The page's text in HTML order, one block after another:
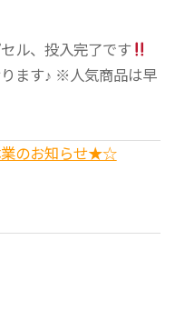
ル、投入完了です
ます♪ ※人気商品は早
のお知らせ★☆